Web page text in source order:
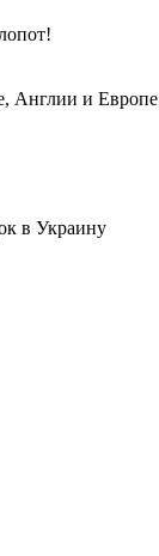
Англии и Европе
в Украину